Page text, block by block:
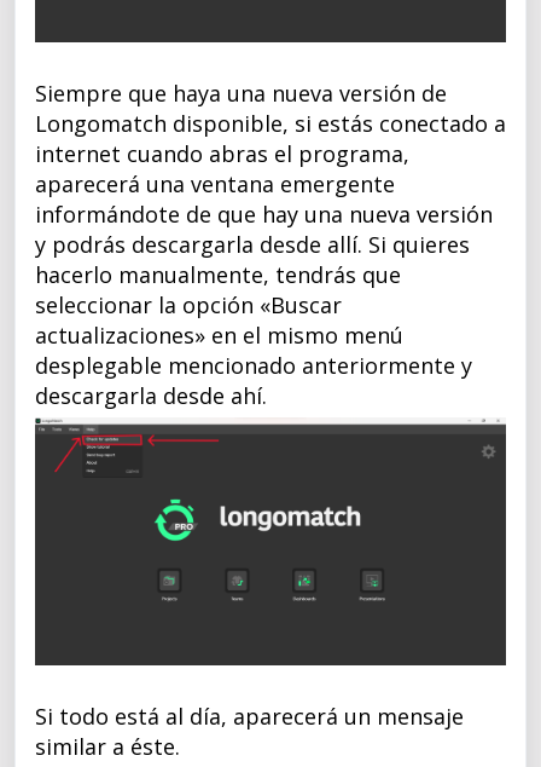
Siempre que haya una nueva versión de
Longomatch disponible, si estás conectado a
internet cuando abras el programa,
aparecerá una ventana emergente
informándote de que hay una nueva versión
y podrás descargarla desde allí. Si quieres
hacerlo manualmente, tendrás que
seleccionar la opción «Buscar
actualizaciones» en el mismo menú
desplegable mencionado anteriormente y
descargarla desde ahí.
Si todo está al día, aparecerá un mensaje
similar a éste.